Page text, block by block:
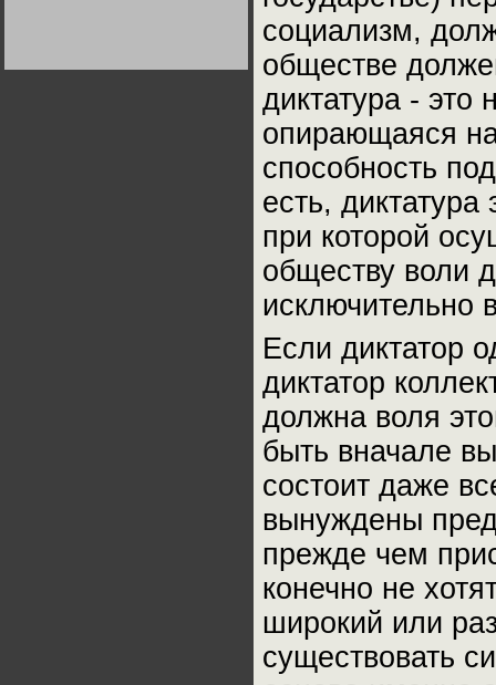
социализм,
обществе
диктатура - это
опирающаяся на
способность
есть,
при которой
обществу воли
исключительно
Если диктатор
диктатор
должна воля
быть вначале
состоит даже
вынуждены
прежде чем
конечно не
широкий или
существовать